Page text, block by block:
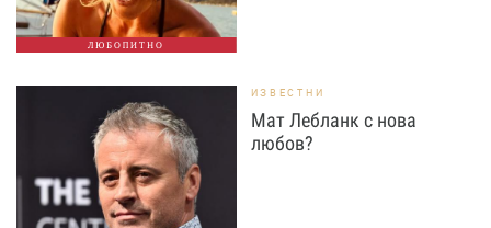
ЛЮБОПИТНО
ИЗВЕСТНИ
Мат Лебланк с нова
любов?